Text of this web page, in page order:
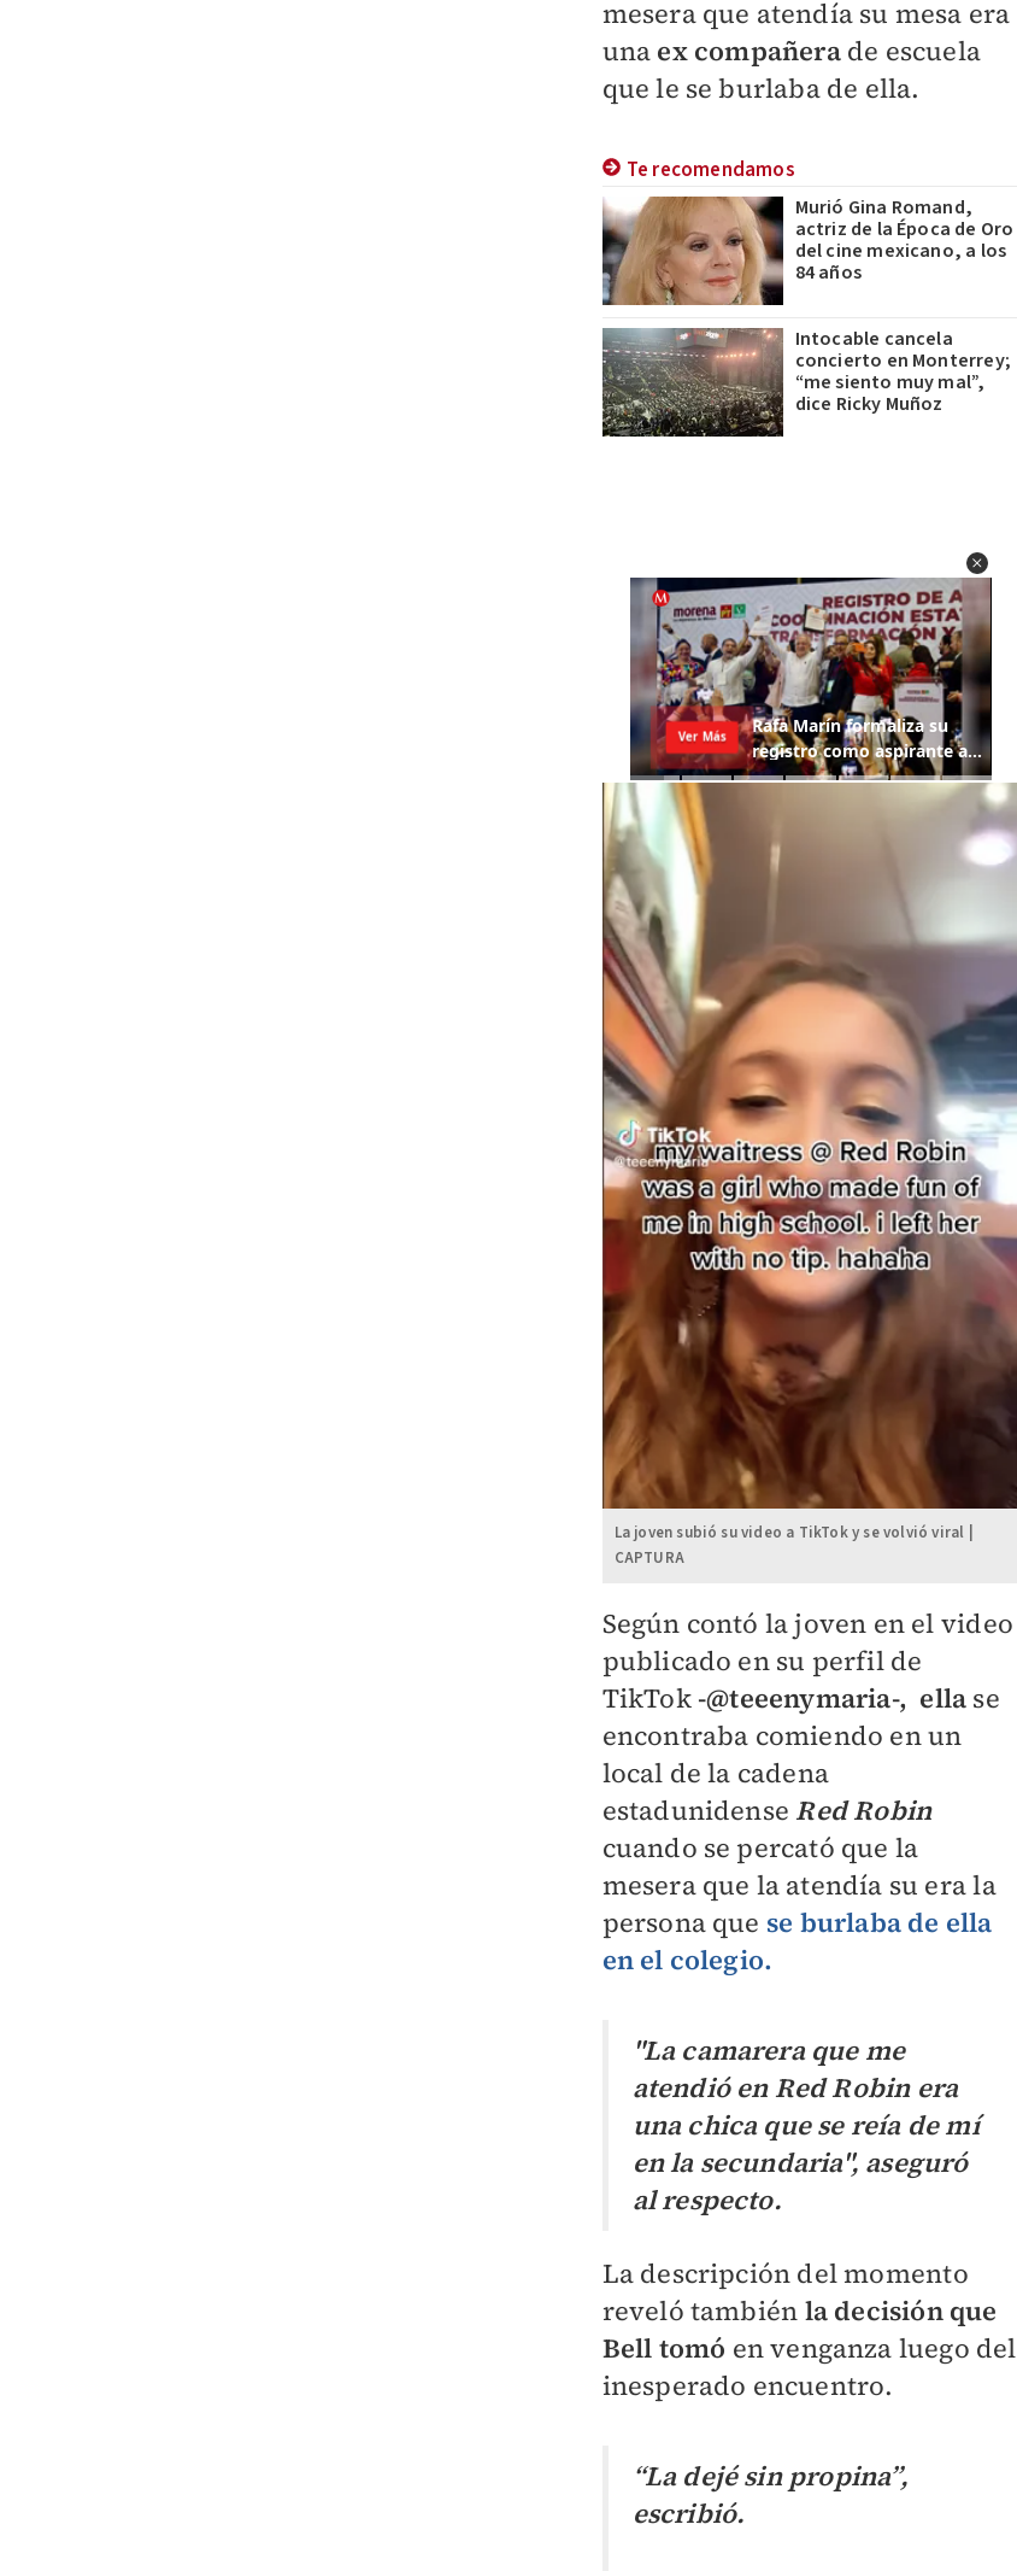
mesera que atendía su mesa era
una ex compañerade escuela
que le se burlaba de ella.
Te recomendamos
Murió Gina Romand,
actriz de la Época de Oro
del cine mexicano, a los
84 años
Intocable cancela
concierto en Monterrey;
“me siento muy mal”,
dice Ricky Muñoz
La joven subió su video a TikTok y se volvió viral |
CAPTURA
Según contó la joven en el video
publicado en su perfil de
TikTok -@teeenymaria-, ella se
encontraba comiendo en un
local de la cadena
estadunidense Red Robin
cuando se percató que la
mesera que la atendía su era la
persona que se burlaba de ella
en el colegio.
"La camarera que me
atendió en Red Robin era
una chica que se reía de mí
en la secundaria", aseguró
al respecto.
La descripción del momento
reveló también la decisión que
Bell tomó en venganza luego del
inesperado encuentro.
“La dejé sin propina”,
escribió.